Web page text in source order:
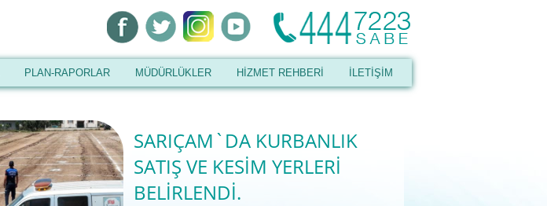
PLAN-RAPORLAR MÜDÜRLÜKLER HİZMET REHBERİ İLETİŞİM
SARIÇAM`DA KURBANLIK
SATIŞ VE KESİM YERLERİ
BELİRLENDİ.